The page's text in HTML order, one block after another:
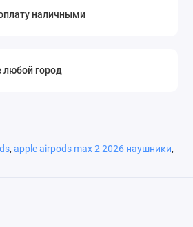
наличными
любой город
, apple airpods max 2 2026 наушники,